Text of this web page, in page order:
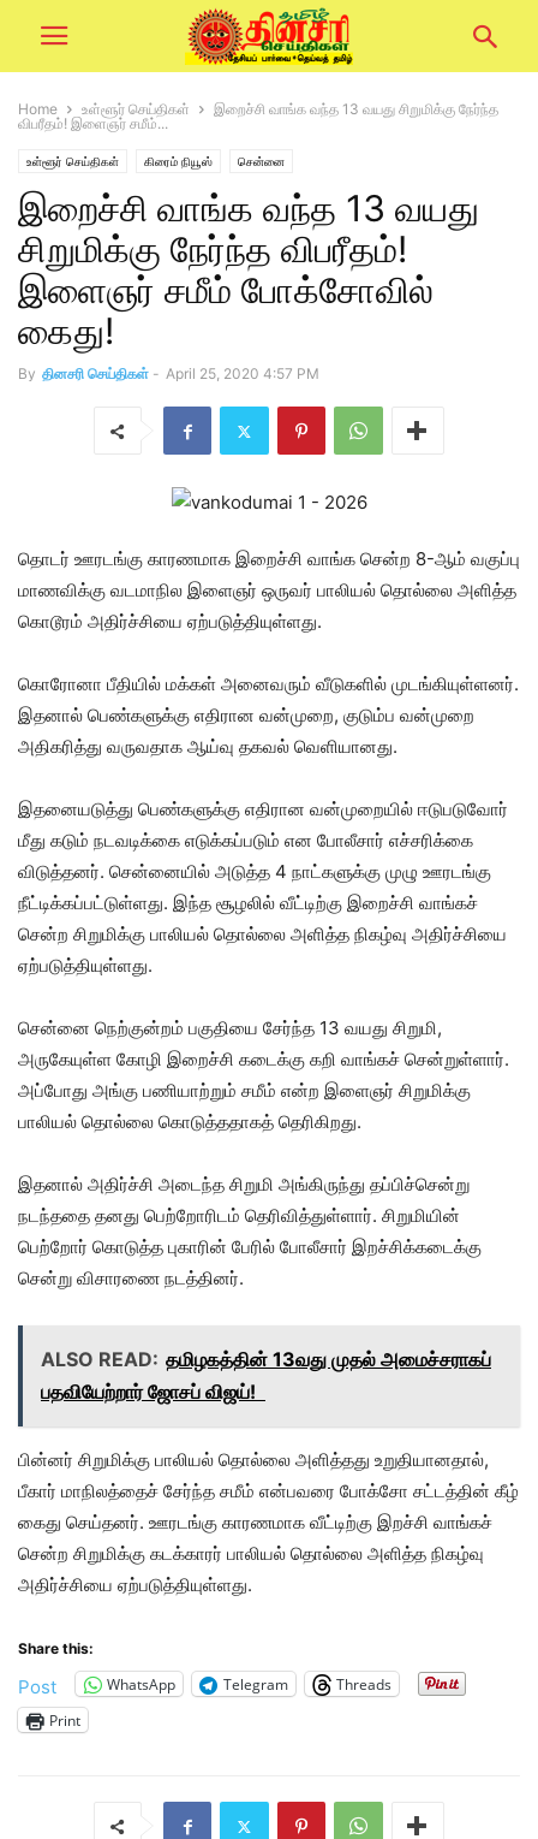
Home உள்ளூர் செய்திகள்
இறைச்சி வாங்க வந்த 13 வயது சிறுமிக்கு நேர்ந்த
விபரீதம்! இளைஞர் சமீம்...
உள்ளூர் செய்திகள் கிரைம் நியூஸ் சென்னை
இறைச்சி வாங்க வந்த 13 வயது
சிறுமிக்கு நேர்ந்த விபரீதம்!
இளைஞர் சமீம் போக்சோவில்
கைது!
By தினசரி செய்திகள் - April 25, 2020 4:57 PM
தொடர் ஊரடங்கு காரணமாக இறைச்சி வாங்க சென்ற 8-ஆம் வகுப்பு
மாணவிக்கு வடமாநில இளைஞர் ஒருவர் பாலியல் தொல்லை அளித்த
கொடூரம் அதிர்ச்சியை ஏற்படுத்தியுள்ளது.
கொரோனா பீதியில் மக்கள் அனைவரும் வீடுகளில் முடங்கியுள்ளனர்.
இதனால் பெண்களுக்கு எதிரான வன்முறை, குடும்ப வன்முறை
அதிகரித்து வருவதாக ஆய்வு தகவல் வெளியானது.
இதனையடுத்து பெண்களுக்கு எதிரான வன்முறையில் ஈடுபடுவோர்
மீது கடும் நடவடிக்கை எடுக்கப்படும் என போலீசார் எச்சரிக்கை
விடுத்தனர். சென்னையில் அடுத்த 4 நாட்களுக்கு முழு ஊரடங்கு
நீட்டிக்கப்பட்டுள்ளது. இந்த சூழலில் வீட்டிற்கு இறைச்சி வாங்கச்
சென்ற சிறுமிக்கு பாலியல் தொல்லை அளித்த நிகழ்வு அதிர்ச்சியை
ஏற்படுத்தியுள்ளது.
சென்னை நெற்குன்றம் பகுதியை சேர்ந்த 13 வயது சிறுமி,
அருகேயுள்ள கோழி இறைச்சி கடைக்கு கறி வாங்கச் சென்றுள்ளார்.
அப்போது அங்கு பணியாற்றும் சமீம் என்ற இளைஞர் சிறுமிக்கு
பாலியல் தொல்லை கொடுத்ததாகத் தெரிகிறது.
இதனால் அதிர்ச்சி அடைந்த சிறுமி அங்கிருந்து தப்பிச்சென்று
நடந்ததை தனது பெற்றோரிடம் தெரிவித்துள்ளார். சிறுமியின்
பெற்றோர் கொடுத்த புகாரின் பேரில் போலீசார் இறச்சிக்கடைக்கு
சென்று விசாரணை நடத்தினர்.
ALSO READ: தமிழகத்தின் 13வது முதல் அமைச்சராகப்
பதவியேற்றார் ஜோசப் விஜய்!
பின்னர் சிறுமிக்கு பாலியல் தொல்லை அளித்தது உறுதியானதால்,
பீகார் மாநிலத்தைச் சேர்ந்த சமீம் என்பவரை போக்சோ சட்டத்தின் கீழ்
கைது செய்தனர். ஊரடங்கு காரணமாக வீட்டிற்கு இறச்சி வாங்கச்
சென்ற சிறுமிக்கு கடக்காரர் பாலியல் தொல்லை அளித்த நிகழ்வு
அதிர்ச்சியை ஏற்படுத்தியுள்ளது.
Share this:
Post WhatsApp Telegram
Threads
Print